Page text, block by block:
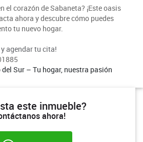
el corazón de Sabaneta? ¡Este oasis
ahora y descubre cómo puedes
tu nuevo hogar.
agendar tu cita!
Sur – Tu hogar, nuestra pasión
este inmueble?
ahora!